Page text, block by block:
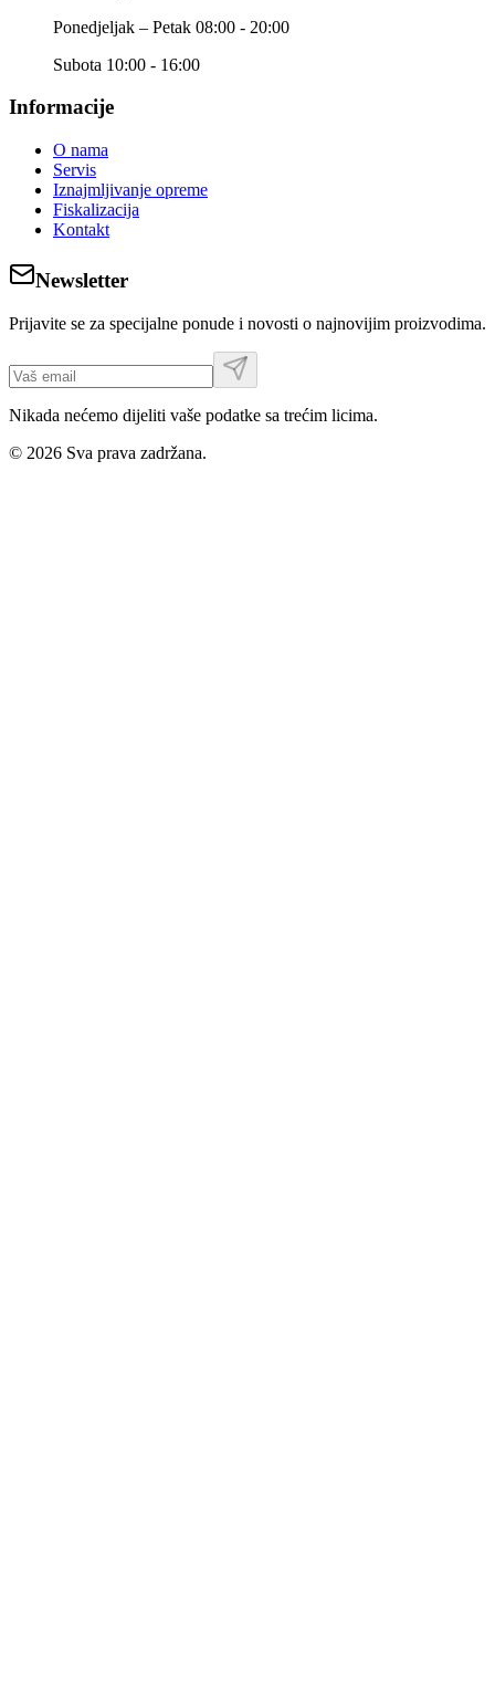
Ponedjeljak – Petak 08:00 - 20:00
Subota 10:00 - 16:00
Informacije
O nama
Servis
Iznajmljivanje opreme
Fiskalizacija
Kontakt
Newsletter
Prijavite se za specijalne ponude i novosti o najnovijim proizvodima.
Nikada nećemo dijeliti vaše podatke sa trećim licima.
© 2026 Sva prava zadržana.